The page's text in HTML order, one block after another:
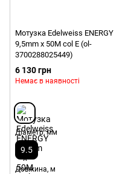
Мотузка Edelweiss ENERGY
9,5mm x 50M col E (ol-
3700288025449)
6 130 грн
Немає в наявності
Діаметр, мм
9.5
Довжина, м